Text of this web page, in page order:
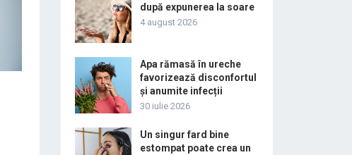
după expunerea la soare
4 august 2026
Apa rămasă în ureche
favorizează disconfortul
și anumite infecții
30 iulie 2026
Un singur fard bine
estompat poate crea un